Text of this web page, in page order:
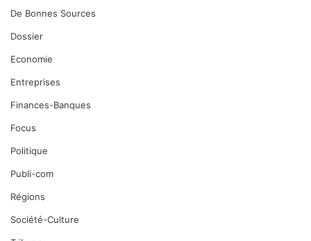
Dossier
Economie
Entreprises
Finances-Banques
Focus
Politique
Publi-com
Régions
Société-Culture
Tribune